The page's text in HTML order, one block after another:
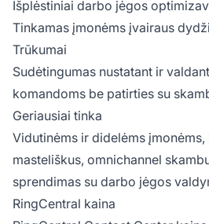
Išplėstiniai darbo jėgos
Tinkamas įmonėms įvairaus
Trūkumai
Sudėtingumas nustatant ir
komandoms be patirties su
Geriausiai tinka
Vidutinėms ir didelėms
masteliškus, omnichannel
sprendimas su darbo jėgos
RingCentral kaina